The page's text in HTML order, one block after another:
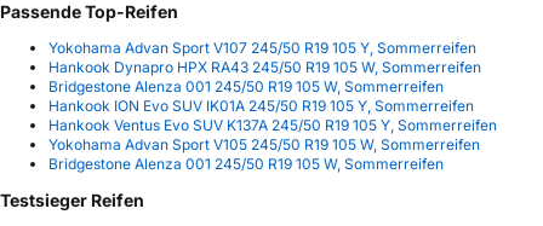
Passende Top-Reifen
Yokohama Advan Sport V107 245/50 R19 105 Y, Sommerreifen
Hankook Dynapro HPX RA43 245/50 R19 105 W, Sommerreifen
Bridgestone Alenza 001 245/50 R19 105 W, Sommerreifen
Hankook ION Evo SUV IK01A 245/50 R19 105 Y, Sommerreifen
Hankook Ventus Evo SUV K137A 245/50 R19 105 Y, Sommerreifen
Yokohama Advan Sport V105 245/50 R19 105 W, Sommerreifen
Bridgestone Alenza 001 245/50 R19 105 W, Sommerreifen
Testsieger Reifen